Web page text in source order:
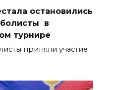
остановились
в
турнире
приняли участие